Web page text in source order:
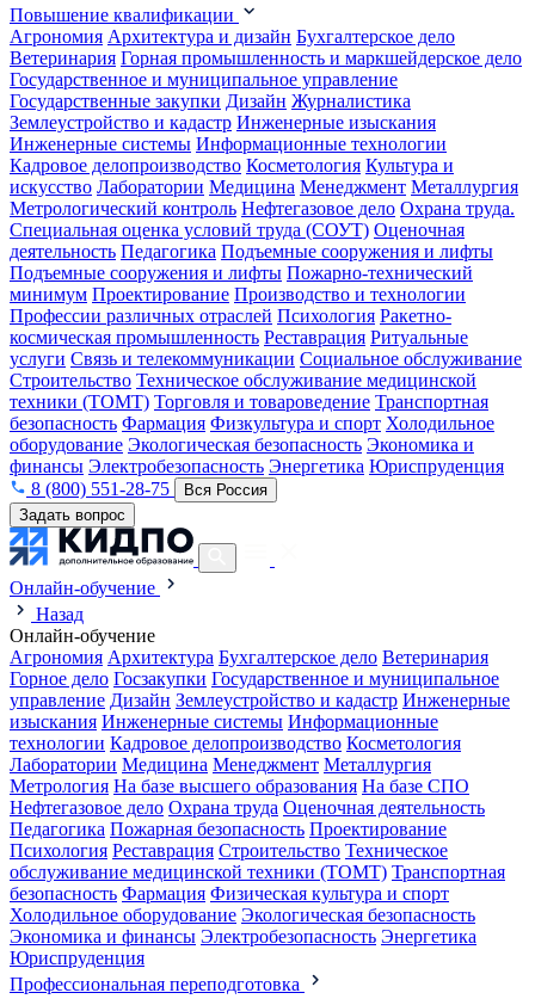
Повышение квалификации
Агрономия Архитектура и дизайн Бухгалтерское дело
Ветеринария Горная промышленность и маркшейдерское дело
Государственное и муниципальное управление
Государственные закупки Дизайн Журналистика
Землеустройство и кадастр Инженерные изыскания
Инженерные системы Информационные технологии
Кадровое делопроизводство Косметология Культура и
искусство Лаборатории Медицина Менеджмент Металлургия
Метрологический контроль Нефтегазовое дело Охрана труда.
Специальная оценка условий труда (СОУТ) Оценочная
деятельность Педагогика Подъемные сооружения и лифты
Подъемные сооружения и лифты Пожарно-технический
минимум Проектирование Производство и технологии
Профессии различных отраслей Психология Ракетно-
космическая промышленность Реставрация Ритуальные
услуги Связь и телекоммуникации Социальное обслуживание
Строительство Техническое обслуживание медицинской
техники (ТОМТ) Торговля и товароведение Транспортная
безопасность Фармация Физкультура и спорт Холодильное
оборудование Экологическая безопасность Экономика и
финансы Электробезопасность Энергетика Юриспруденция
8 (800) 551-28-75
Вся Россия
Задать вопрос
Онлайн-обучение
Назад
Онлайн-обучение
Агрономия Архитектура Бухгалтерское дело Ветеринария
Горное дело Госзакупки Государственное и муниципальное
управление Дизайн Землеустройство и кадастр Инженерные
изыскания Инженерные системы Информационные
технологии Кадровое делопроизводство Косметология
Лаборатории Медицина Менеджмент Металлургия
Метрология На базе высшего образования На базе СПО
Нефтегазовое дело Охрана труда Оценочная деятельность
Педагогика Пожарная безопасность Проектирование
Психология Реставрация Строительство Техническое
обслуживание медицинской техники (ТОМТ) Транспортная
безопасность Фармация Физическая культура и спорт
Холодильное оборудование Экологическая безопасность
Экономика и финансы Электробезопасность Энергетика
Юриспруденция
Профессиональная переподготовка